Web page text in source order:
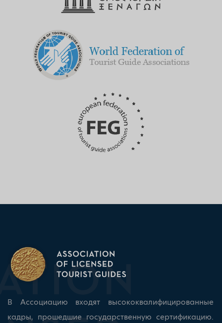
В Ассоциацию входят высококвалифицированные
кадры, прошедшие государственную сертификацию.